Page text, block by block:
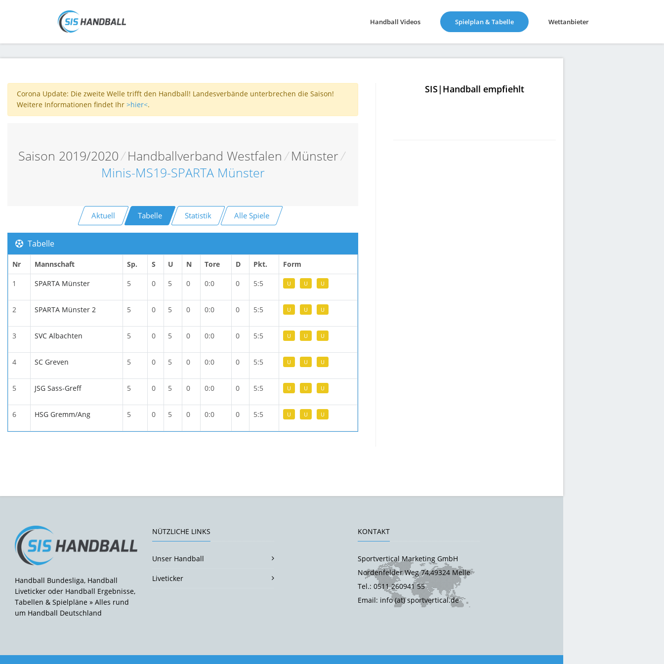
Handball Videos Spielplan & Tabelle(current) Wettanbieter
Corona Update: Die zweite Welle trifft den Handball! Landesverbände unterbrechen die Saison!
Weitere Informationen findet Ihr >hier<.
Saison 2019/2020/ Handballverband Westfalen / Münster/
Minis-MS19-SPARTA Münster
Aktuell Tabelle Statistik Alle Spiele
Tabelle
Nr Mannschaft Sp. S U N Tore D Pkt. Form
1 SPARTA Münster 5 0 5 0 0:0 0 5:5 U U U
2 SPARTA Münster 2 5 0 5 0 0:0 0 5:5 U U U
3 SVC Albachten 5 0 5 0 0:0 0 5:5 U U U
4 SC Greven 5 0 5 0 0:0 0 5:5 U U U
5 JSG Sass-Greff 5 0 5 0 0:0 0 5:5 U U U
6 HSG Gremm/Ang 5 0 5 0 0:0 0 5:5 U U U
SIS|Handball empfiehlt
Handball Bundesliga, Handball
Liveticker oder Handball Ergebnisse,
Tabellen & Spielpläne » Alles rund
um Handball Deutschland
NÜTZLICHE LINKS
Unser Handball
Liveticker
KONTAKT
Sportvertical Marketing GmbH
Nordenfelder Weg 74,49324 Melle
Tel.: 0511 260941 55
Email: info (at) sportvertical.de